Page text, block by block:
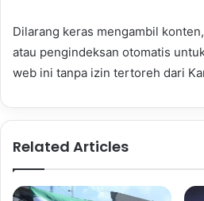
Dilarang keras mengambil
atau pengindeksan otomatis
web ini tanpa izin tertoreh dari
Related Articles